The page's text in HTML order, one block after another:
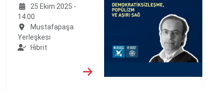
25 Ekim 2025 -
14.00
Mustafapaşa
Yerleşkesi
Hibrit